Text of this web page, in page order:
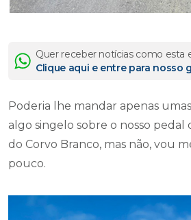
Quer receber notícias como esta
Clique aqui e entre para nosso
Poderia lhe mandar apenas
algo singelo sobre o nosso pedal
do Corvo Branco, mas não, vou
pouco.